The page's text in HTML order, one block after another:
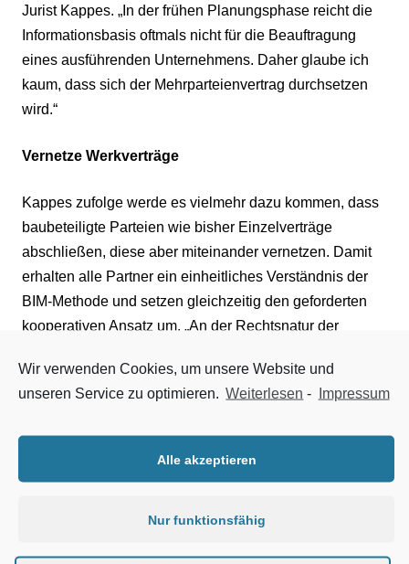
Jurist Kappes. „In der frühen Planungsphase reicht die
Informationsbasis oftmals nicht für die Beauftragung
eines ausführenden Unternehmens. Daher glaube ich
kaum, dass sich der Mehrparteienvertrag durchsetzen
wird.“
Vernetze Werkverträge
Kappes zufolge werde es vielmehr dazu kommen, dass
baubeteiligte Parteien wie bisher Einzelverträge
abschließen, diese aber miteinander vernetzen. Damit
erhalten alle Partner ein einheitliches Verständnis der
BIM-Methode und setzen gleichzeitig den geforderten
kooperativen Ansatz um. „An der Rechtsnatur der
Anwendung von BIM nichts“, so Kappes. Die
ausführenden Unternehmen schulden weiterhin dem
Vertragsbedingungen für BIM-Leistungen (BIM-BVB)
Wir verwenden Cookies, um unsere Website und
unseren Service zu optimieren. Weiterlesen - Impressum
Alle akzeptieren
Nur funktionsfähig